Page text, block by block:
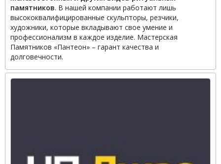
памятников. В нашей компании работают лишь
высококвалифицированные скульпторы, резчики,
художники, которые вкладывают свое умение и
профессионализм в каждое изделие. Мастерская
Памятников «Пантеон» – гарант качества и
долговечности.